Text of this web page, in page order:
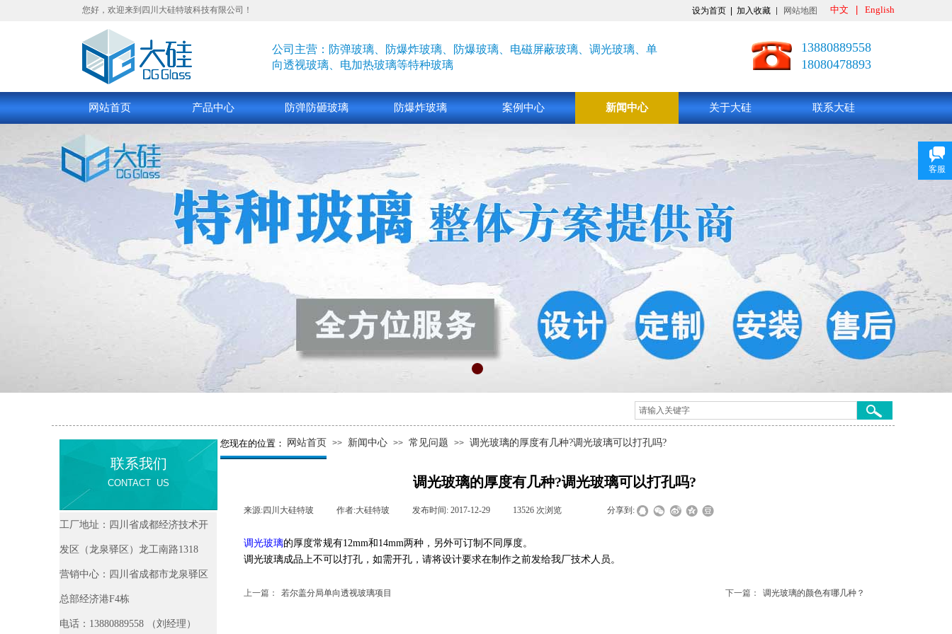
设为首页 加入收藏
您好，欢迎来到四川大硅特玻科技有限公司！ 网站地图 中文 English
公司主营：防弹玻璃、防爆炸玻璃、防爆玻璃、电磁屏蔽玻璃、 调光玻璃、单
向透视玻璃、 电加热玻璃等特种玻璃 18080478893
13880889558
网站首页 产品中心 防弹防砸玻璃 防爆炸玻璃 案例中心 新闻中心 关于大硅 联系大硅
网站首页 >> 新闻中心 >> 常见问题 >> 调光玻璃的厚度有几种?调光玻璃可以打孔吗?
您现在的位置：
联系我们
CONTACT US 调光玻璃的厚度有几种?调光玻璃可以打孔吗?
来源:四川大硅特玻 作者:大硅特玻 发布时间: 2017-12-29 13526 次浏览 分享到:
调光玻璃的厚度常规有12mm和 14mm两种，另外可订制不同厚度。
调光玻璃成品上不可以打孔，如需开孔，请将设计要求在制作之前发给我厂技术人员。
上一篇： 若尔盖分局单向透视玻璃项目 下一篇： 调光玻璃的颜色有哪几种？
​​工厂地址：四川省成都经济技术开
发区（龙泉驿区）龙工南路1318
营销中心：四川省成都市龙泉驿区
总部经济港F4栋
电话：13880889558 （刘经理）
客服